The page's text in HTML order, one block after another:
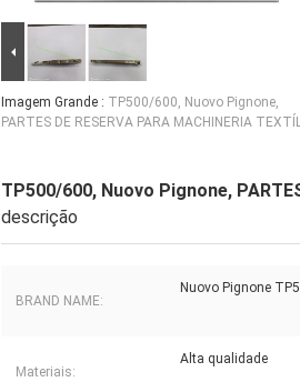
Imagem Grande : TP500/600, Nuovo Pignone,
PARTES DE RESERVA PARA MACHINERIA
TP500/600, Nuovo Pignone,
descrição
BRAND NAME:
Nuovo Pignone
Materiais:
Alta qualidade